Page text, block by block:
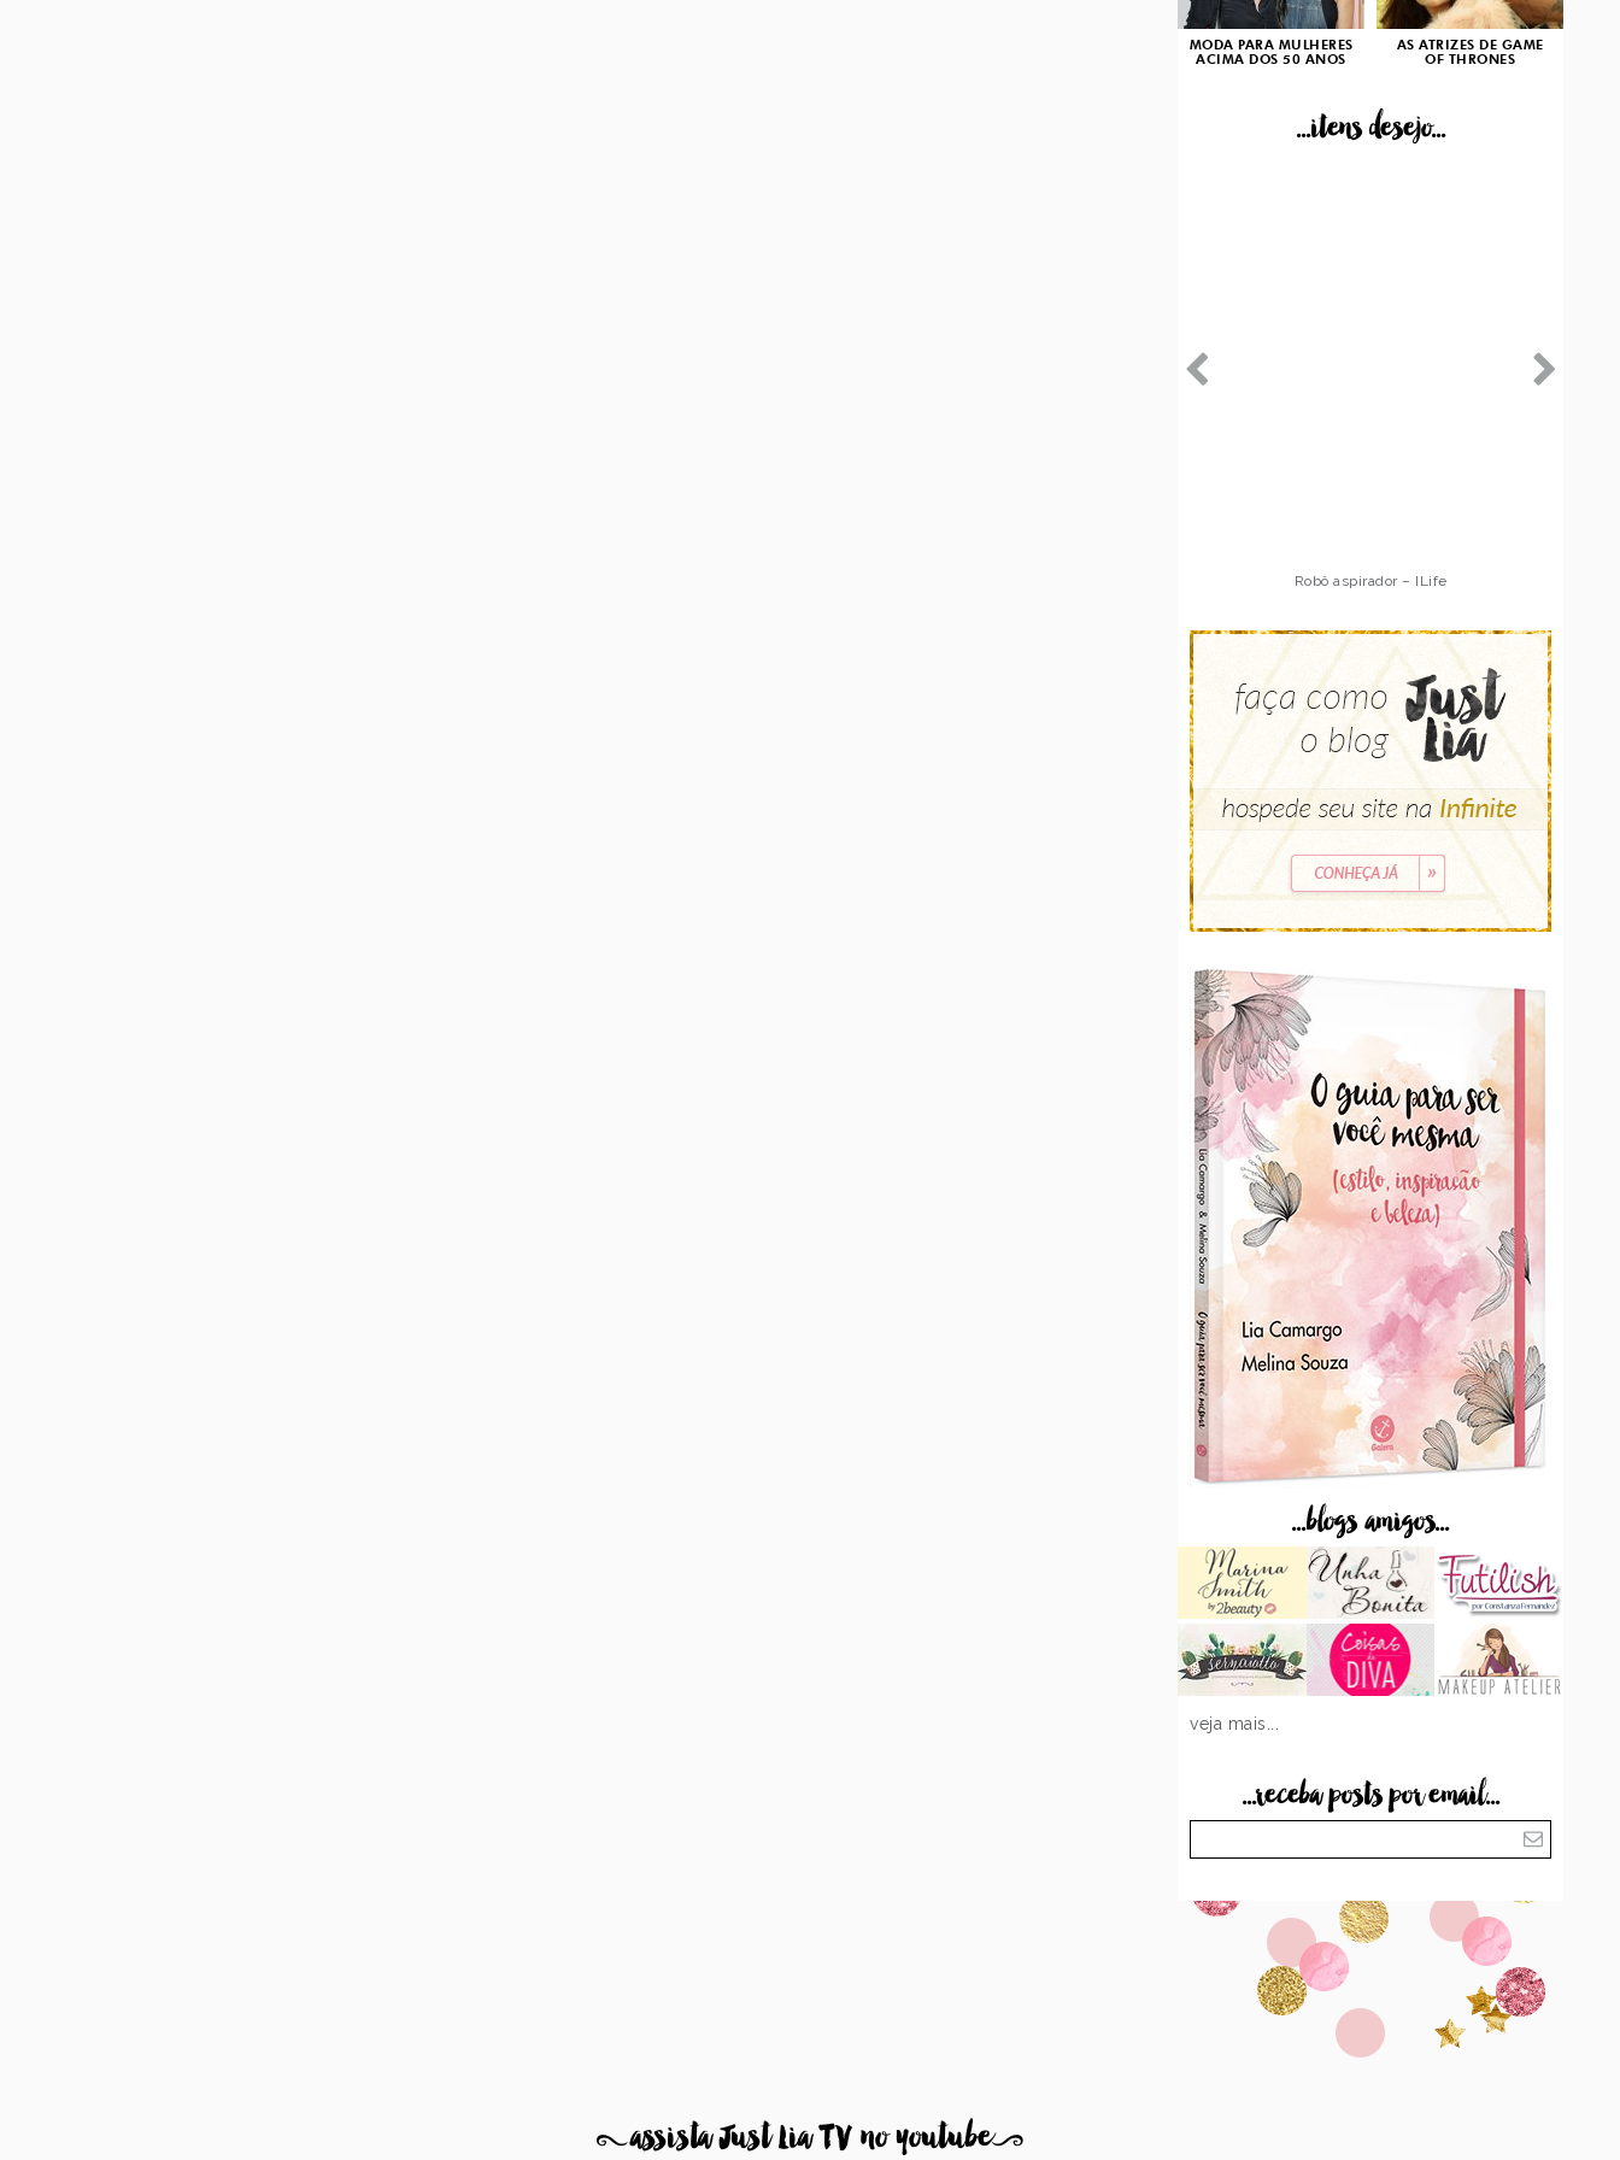
MODA PARA MULHERES
ACIMA DOS 50 ANOS
AS ATRIZES DE GAME
OF THRONES
...itens desejo...
Robô aspirador – ILife
...blogs amigos...
veja mais...
...receba posts por email...
8assista Just Lia TV no youtube9